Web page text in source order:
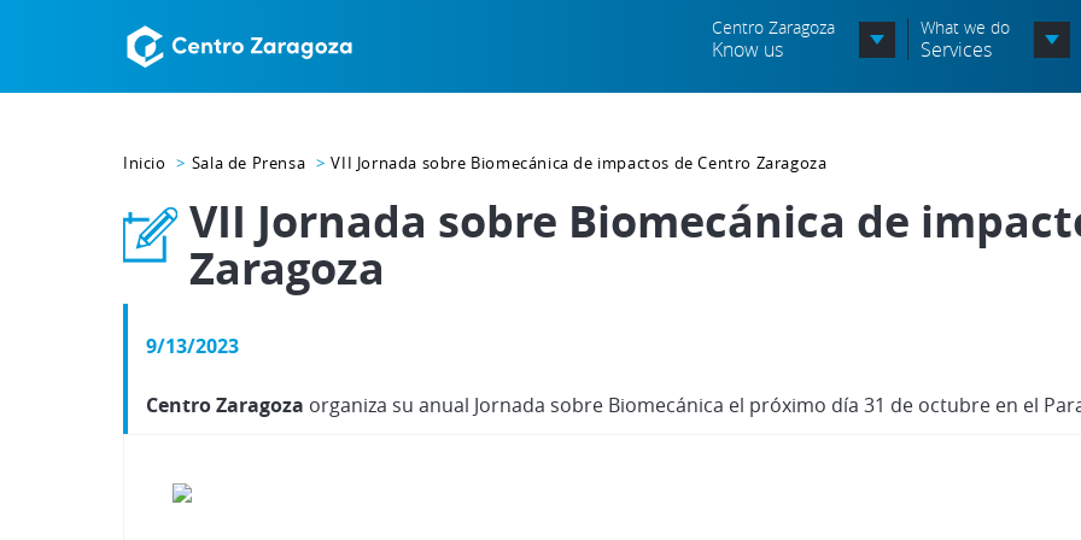
Centro Zaragoza
Know us
Órganos Consultivos
Associated Entities
Política medioambiental
What we do
Services
Inicio Sala de Prensa VII Jornada sobre Biomecánica de impactos de Centro Zaragoza
VII Jornada sobre Biomecánica de
Zaragoza
9/13/2023
Centro Zaragoza organiza su anual Jornada sobre Biomecánica el próximo día 31 de octubre en el